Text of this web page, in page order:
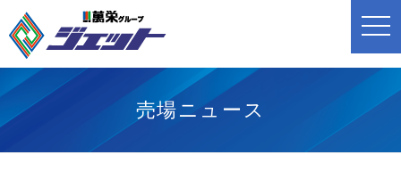
t
o
n
g
売場ニュース